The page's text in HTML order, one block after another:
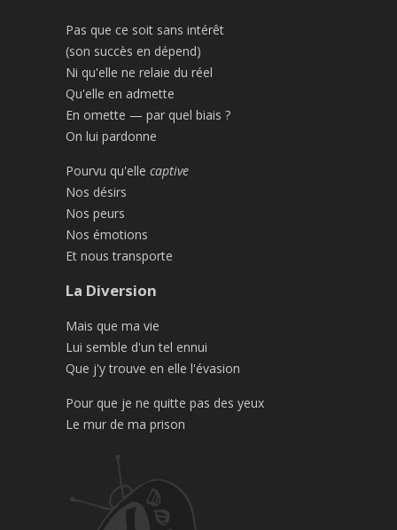
Pas que ce soit sans intérêt
(son succès en dépend)
Ni qu'elle ne relaie du réel
Qu'elle en admette
En omette — par quel biais ?
On lui pardonne
Pourvu qu'elle captive
Nos désirs
Nos peurs
Nos émotions
Et nous transporte
La Diversion
Mais que ma vie
Lui semble d'un tel ennui
Que j'y trouve en elle l'évasion
Pour que je ne quitte pas des yeux
Le mur de ma prison